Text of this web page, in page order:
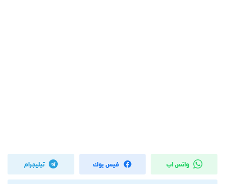
واتس اب فيس بوك تيليجرام